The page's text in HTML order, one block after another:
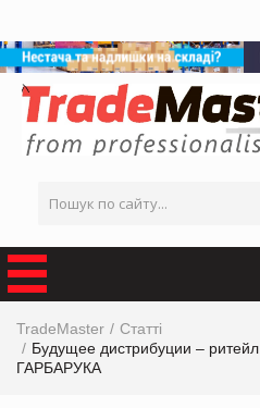
TradeMaster
Статті
Будущее дистрибуции –
ГАРБАРУКА